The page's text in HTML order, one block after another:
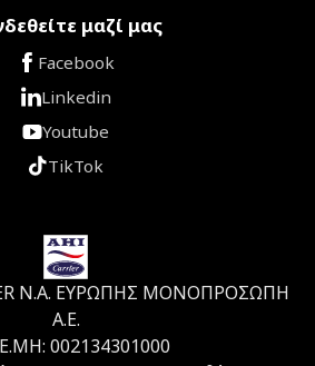
μαζί μας
Facebook
Linkedin
Youtube
TikTok
Ν.Α. ΕΥΡΩΠΗΣ ΜΟΝΟΠΡΟΣΩΠΗ
Α.Ε.
002134301000